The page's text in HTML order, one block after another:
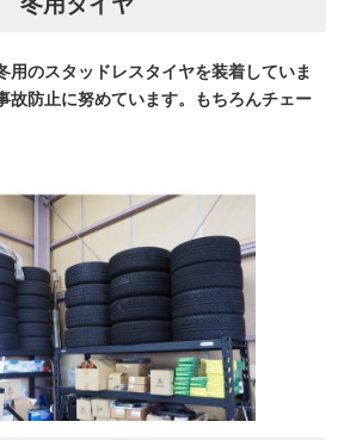
用のスタッドレスタイヤを装着していま
故防止に努めています。もちろんチェー